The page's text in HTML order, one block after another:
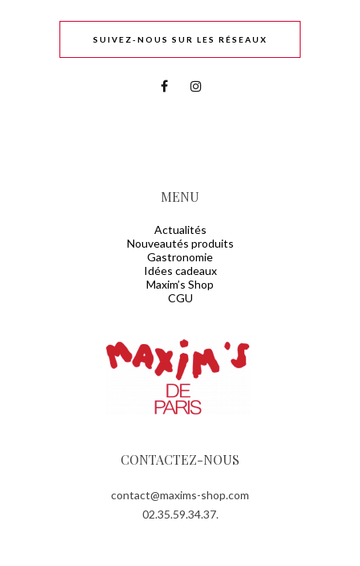
SUIVEZ-NOUS SUR LES RÉSEAUX
MENU
Actualités
Nouveautés produits
Gastronomie
Idées cadeaux
Maxim’s Shop
CGU
CONTACTEZ-NOUS
contact@maxims-shop.com
02.35.59.34.37.